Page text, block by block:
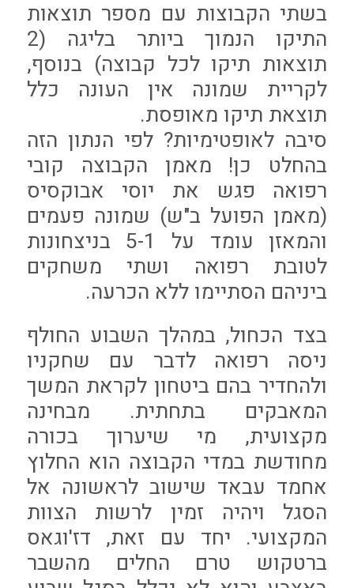
בשתי הקבוצות עם מספר תוצאות
התיקו הנמוך ביותר בליגה (2
תוצאות תיקו לכל קבוצה) בנוסף,
לקריית שמונה אין העונה כלל
תוצאת תיקו מאופסת.
סיבה לאופטימיות? לפי הנתון הזה
בהחלט כן! מאמן הקבוצה קובי
רפואה פגש את יוסי אבוקסיס
(מאמן הפועל ב"ש) שמונה פעמים
והמאזן עומד על 5-1 בניצחונות
לטובת רפואה ושתי משחקים
ביניהם הסתיימו ללא הכרעה.
בצד הכחול, במהלך השבוע החולף
ניסה רפואה לדבר עם שחקניו
ולהחדיר בהם ביטחון לקראת המשך
המאבקים בתחתית. מבחינה
מקצועית, מי שיערוך בכורה
מחודשת במדי הקבוצה הוא החלוץ
אחמד עבאד שישוב לראשונה אל
הסגל ויהיה זמין לרשות הצוות
המקצועי. יחד עם זאת, דז'וגאס
ברטקוש טרם החלים מהשבר